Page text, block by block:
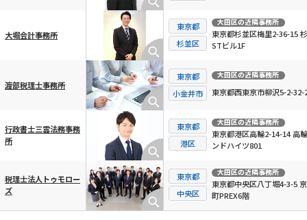
大堀会計事務所
東京都
杉並区
大田区の近隣事務所
東京都杉並区梅里2-36-15
STビル1F
渡部税理士事務所
東京都
小金井市
大田区の近隣事務所
東京都西東京市柳沢5-2-32-
行政書士三雲法務事務
所
東京都
港区
大田区の近隣事務所
東京都港区高輪2-14-14 高
ンドハイツ801
税理士法人トゥモロー
ズ
東京都
中央区
大田区の近隣事務所
東京都中央区八丁堀4-3-5
町PREX6階